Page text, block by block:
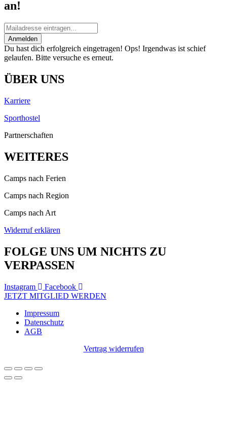
an!
Anmelden
Du hast dich erfolgreich eingetragen! Ops! Irgendwas ist schief
gelaufen. Bitte versuche es erneut.
ÜBER UNS
Karriere
Sporthostel
Partnerschaften
WEITERES
Camps nach Ferien
Camps nach Region
Camps nach Art
Widerruf erklären
FOLGE UNS UM NICHTS ZU
VERPASSEN
Instagram
Facebook
JETZT MITGLIED WERDEN
Impressum
Datenschutz
AGB
Vertrag widerrufen